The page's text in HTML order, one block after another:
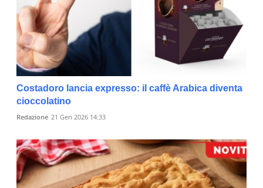
Costadoro lancia expresso: il caffè Arabica diventa
cioccolatino
Redazione 21 Gen 2026 14:33